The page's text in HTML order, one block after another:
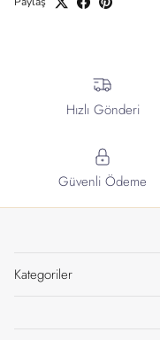
Hızlı Gönderi
Güvenli Ödeme
Kategoriler